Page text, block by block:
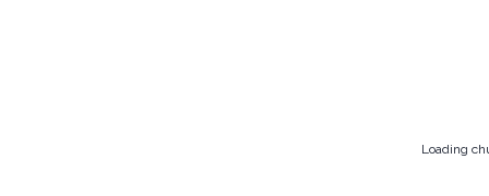
Loading